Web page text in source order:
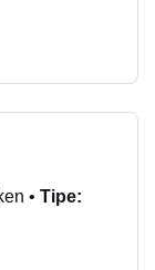
• Tipe: